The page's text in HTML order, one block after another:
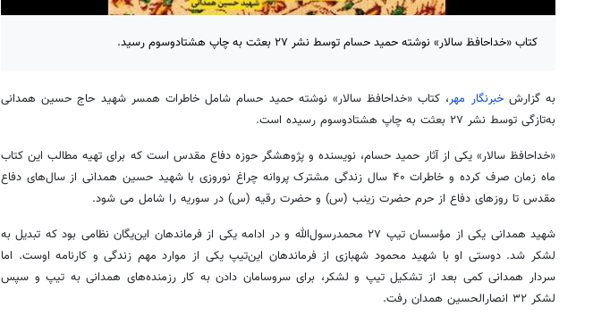
کتاب «خداحافظ سالار» نوشته حمید حسام توسط نشر ۲۷ بعثت به چاپ هشتادوسوم رسید.
به گزارشخبرنگار مهر،‌ کتاب «خداحافظ سالار» نوشته حمید حسام شامل خاطرات همسر شهید حاج حسین همدانی
به‌تازگی توسط نشر ۲۷ بعثت به چاپ هشتادوسوم رسیده است.
«خداحافظ سالار» یکی از آثار حمید حسام، نویسنده و پژوهشگر حوزه دفاع مقدس است که برای تهیه مطالب این کتاب
ماه زمان صرف کرده و خاطرات ۴۰ سال زندگی مشترک پروانه چراغ نوروزی با شهید حسین همدانی از سال‌های دفاع
مقدس تا روزهای دفاع از حرم حضرت زینب (س) و حضرت رقیه (س) در سوریه را شامل می شود.
شهید همدانی یکی از مؤسسان تیپ ۲۷ محمدرسول‌الله و در ادامه یکی از فرماندهان این‌یگان نظامی بود که تبدیل به
لشکر شد. دوستی او با شهید محمود شهبازی از فرماندهان این‌تیپ یکی از موارد مهم زندگی و کارنامه اوست. اما
سردار همدانی کمی بعد از تشکیل تیپ و لشکر، برای سروسامان دادن به کار رزمنده‌های همدانی به تیپ و سپس
لشکر ۳۲ انصارالحسین همدان رفت.